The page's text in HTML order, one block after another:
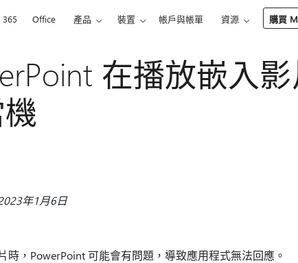
Office 產品 裝置 帳戶與帳單 資源 購買
在播放嵌入
年1月6日
時，PowerPoint 可能會有問題，導致應用程式無法回應。